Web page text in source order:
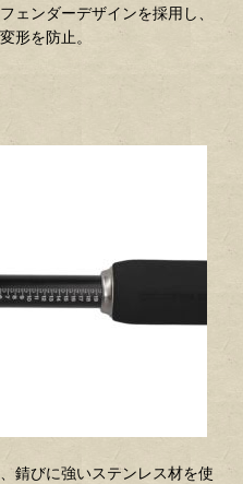
ェンダーデザインを採用し、
形を防止。
錆びに強いステンレス材を使